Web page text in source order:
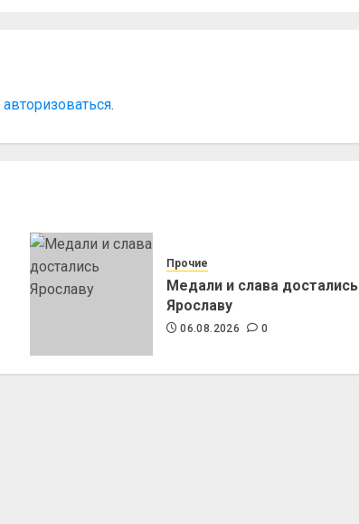
авторизоваться.
Прочие
Медали и слава достались
Ярославу
06.08.2026 0